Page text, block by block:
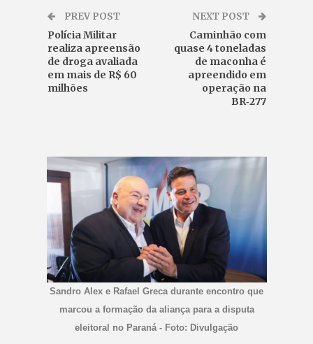
PREV POST
Polícia Militar
realiza apreensão
de droga avaliada
em mais de R$ 60
milhões
NEXT POST
Caminhão com
quase 4 toneladas
de maconha é
apreendido em
operação na
BR‑277
Sandro Alex e Rafael Greca durante encontro que
marcou a formação da aliança para a disputa
eleitoral no Paraná - Foto: Divulgação